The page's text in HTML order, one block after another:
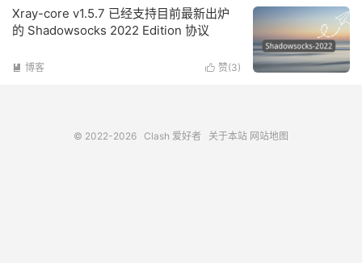
Xray-core v1.5.7 已经支持目前最新出炉
的 Shadowsocks 2022 Edition 协议
 赞(3)
 博客
© 2022-2026 Clash 爱好者 关于本站 网站地图